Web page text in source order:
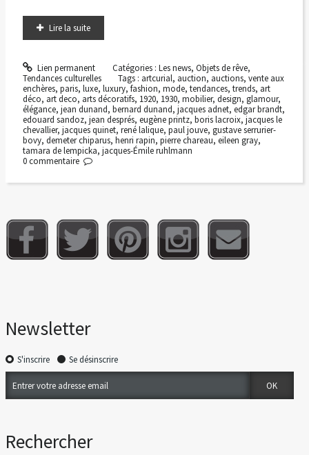
Lire la suite
Lien permanent Catégories : Les news, Objets de rêve,
Tendances culturelles
Tags : artcurial, auction, auctions,vente aux
enchères, paris, luxe, luxury, fashion, mode, tendances, trends, art
déco, art deco, arts décoratifs, 1920, 1930, mobilier, design, glamour,
élégance, jean dunand, bernard dunand, jacques adnet, edgar brandt,
edouard sandoz, jean després, eugène printz, boris lacroix, jacques le
chevallier, jacques quinet, rené lalique, paul jouve, gustave serrurier-
bovy, demeter chiparus, henri rapin, pierre chareau, eileen gray,
tamara de lempicka, jacques-Émile ruhlmann
0 commentaire
Newsletter
S'inscrire Se désinscrire
Rechercher